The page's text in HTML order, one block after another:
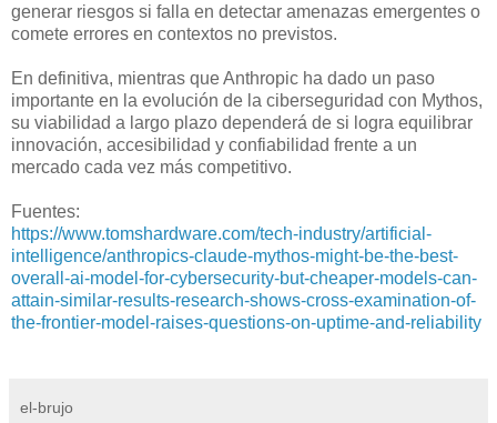
generar riesgos si falla en detectar amenazas emergentes o
comete errores en contextos no previstos.
En definitiva, mientras que Anthropic ha dado un paso
importante en la evolución de la ciberseguridad con Mythos,
su viabilidad a largo plazo dependerá de si logra equilibrar
innovación, accesibilidad y confiabilidad frente a un
mercado cada vez más competitivo.
Fuentes:
https://www.tomshardware.com/tech-industry/artificial-
intelligence/anthropics-claude-mythos-might-be-the-best-
overall-ai-model-for-cybersecurity-but-cheaper-models-can-
attain-similar-results-research-shows-cross-examination-of-
the-frontier-model-raises-questions-on-uptime-and-reliability
el-brujo